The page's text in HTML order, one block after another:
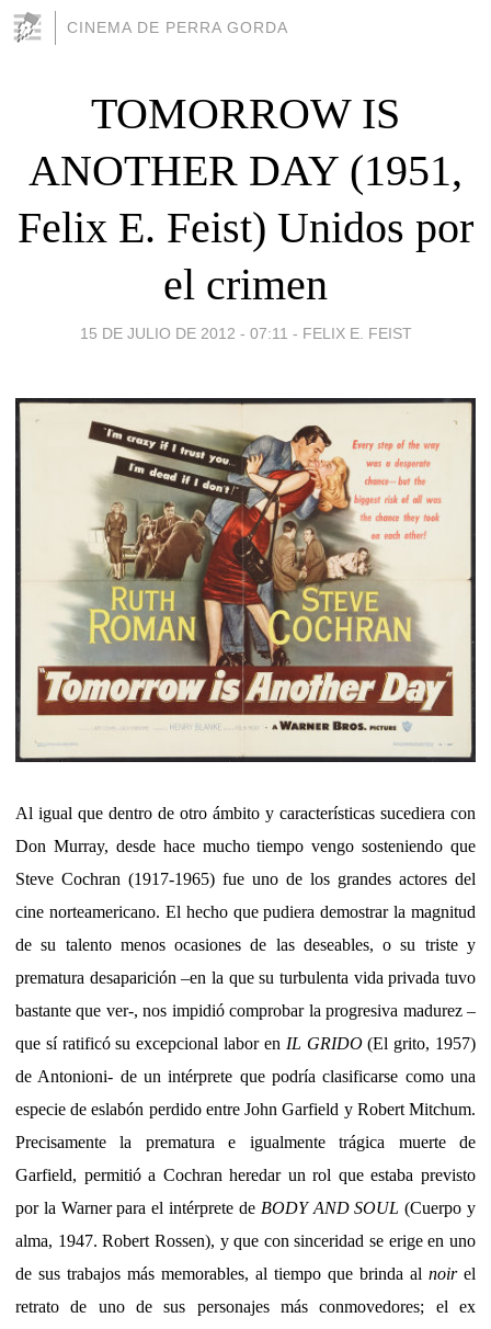
CINEMA DE PERRA GORDA
TOMORROW IS
ANOTHER DAY (1951,
Felix E. Feist) Unidos por
el crimen
15 DE JULIO DE 2012 - 07:11 - FELIX E. FEIST
Al igual que dentro de otro ámbito y características sucediera con
Don Murray, desde hace mucho tiempo vengo sosteniendo que
Steve Cochran (1917-1965) fue uno de los grandes actores del
cine norteamericano. El hecho que pudiera demostrar la magnitud
de su talento menos ocasiones de las deseables, o su triste y
prematura desaparición –en la que su turbulenta vida privada tuvo
bastante que ver-, nos impidió comprobar la progresiva madurez –
que sí ratificó su excepcional labor en IL GRIDO(El grito, 1957)
de Antonioni- de un intérprete que podría clasificarse como una
especie de eslabón perdido entre John Garfield y Robert Mitchum.
Precisamente la prematura e igualmente trágica muerte de
Garfield, permitió a Cochran heredar un rol que estaba previsto
por la Warner para el intérprete de BODY AND SOUL(Cuerpo y
alma, 1947. Robert Rossen), y que con sinceridad se erige en uno
de sus trabajos más memorables, al tiempo que brinda al noirel
retrato de uno de sus personajes más conmovedores; el ex